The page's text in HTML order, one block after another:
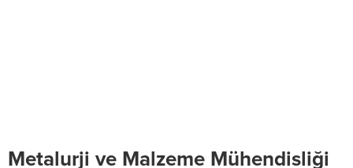
Metalurji ve Malzeme Mühendisliği